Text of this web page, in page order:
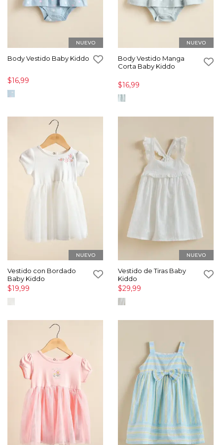
Body Vestido Baby Kiddo
$16,99
Body Vestido Manga
Corta Baby Kiddo
$16,99
Vestido con Bordado
Baby Kiddo
$19,99
Vestido de Tiras Baby
Kiddo
$29,99